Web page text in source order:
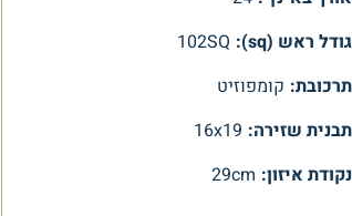
גודל ראש (sq):
102SQ
תרכובת: קומפוזיט
תבנית שזירה: 16x19
נקודת איזון: 29cm